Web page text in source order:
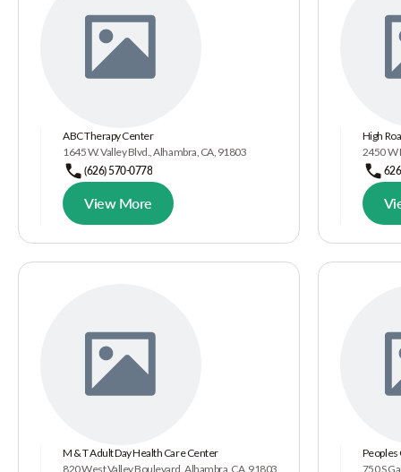
ABC Therapy Center
1645 W. Valley Blvd., Alhambra, CA, 91803
(626) 570-0778
View More
High
2450 W
M & T Adult Day Health Care Center
820 West Valley Boulevard, Alhambra, CA, 91803
Peoples
750 S